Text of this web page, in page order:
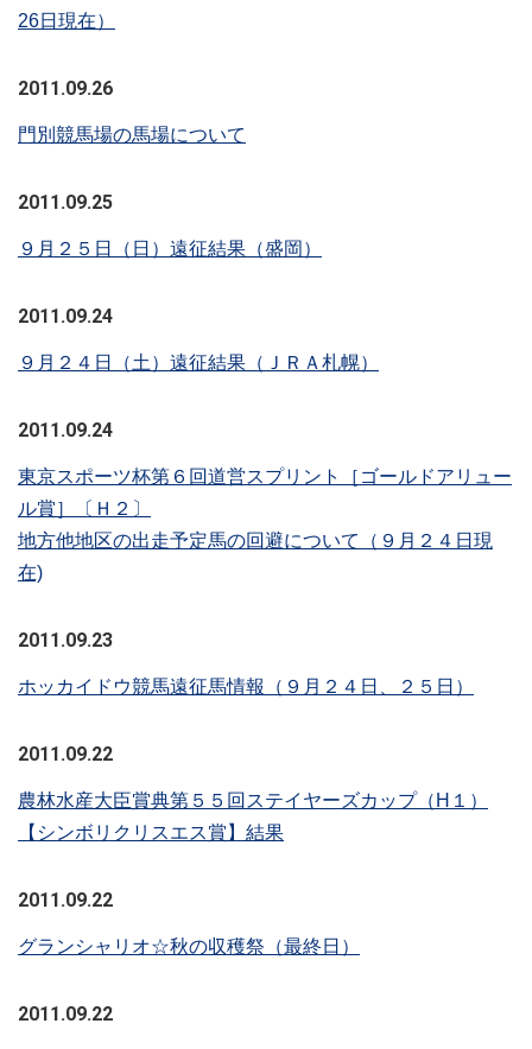
26日現在）
2011.09.26
門別競馬場の馬場について
2011.09.25
９月２５日（日）遠征結果（盛岡）
2011.09.24
９月２４日（土）遠征結果（ＪＲＡ札幌）
2011.09.24
東京スポーツ杯第６回道営スプリント［ゴールドアリュー
ル賞］〔Ｈ２〕
地方他地区の出走予定馬の回避について（９月２４日現
在)
2011.09.23
ホッカイドウ競馬遠征馬情報（９月２４日、２５日）
2011.09.22
農林水産大臣賞典第５５回ステイヤーズカップ（H１）
【シンボリクリスエス賞】結果
2011.09.22
グランシャリオ☆秋の収穫祭（最終日）
2011.09.22